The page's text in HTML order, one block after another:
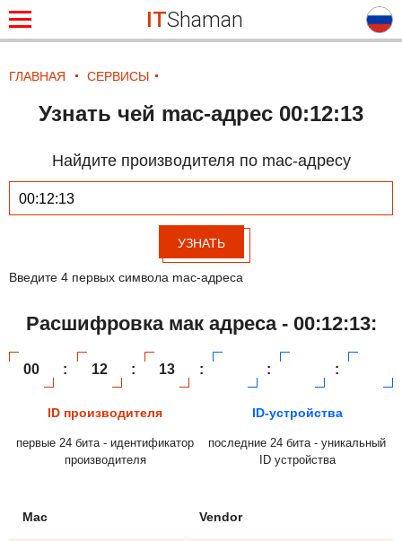
ITShaman
ГЛАВНАЯ СЕРВИСЫ
Узнать чей mac-адрес 00:12:13
Найдите производителя по mac-адресу
УЗНАТЬ
Введите 4 первых символа mac-адреса
Расшифровка мак адреса - 00:12:13:
00 : 12 : 13 : : :
ID производителя
первые 24 бита - идентификатор
производителя
ID-устройства
последние 24 бита - уникальный
ID устройства
Mac Vendor